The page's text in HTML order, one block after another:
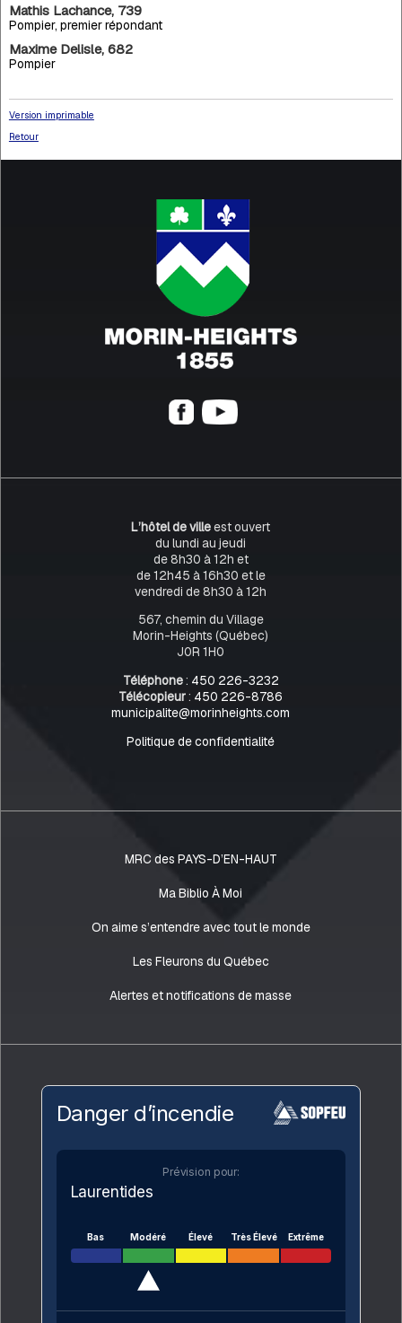
Mathis Lachance, 739
Pompier, premier répondant
Maxime Delisle, 682
Pompier
Version imprimable
Retour
L’hôtel de villeest ouvert
du lundi au jeudi
de 8h30 à 12h et
de 12h45 à 16h30 et le
vendredi de 8h30 à 12h
567, chemin du Village
Morin-Heights (Québec)
J0R 1H0
Téléphone: 450 226-3232
Télécopieur: 450 226-8786
municipalite@morinheights.com
Politique de confidentialité
MRC des PAYS-D’EN-HAUT
Ma Biblio À Moi
On aime s’entendre avec tout le monde
Les Fleurons du Québec
Alertes et notifications de masse
Danger d’incendie
Prévision pour:
Laurentides
Bas Modéré Élevé Très Élevé Extrême